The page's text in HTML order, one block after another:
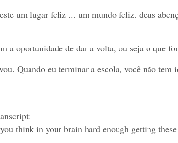
um lugar feliz ... um mundo feliz. deus
a oportunidade de dar a volta, ou seja o que
Quando eu terminar a escola, você não tem
think in your brain hard enough getting